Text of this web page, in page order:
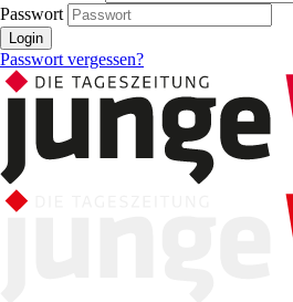
Passwort
Login
Passwort vergessen?